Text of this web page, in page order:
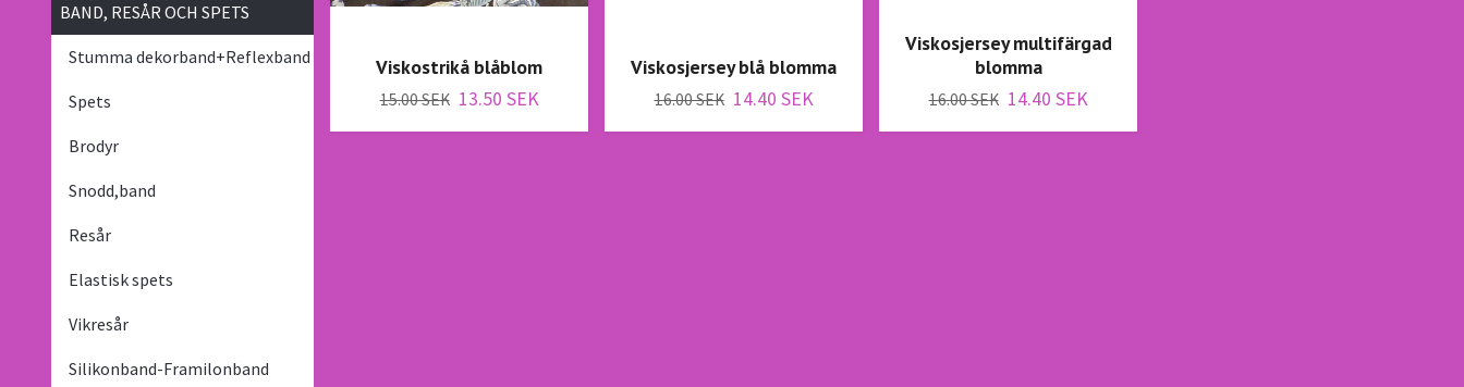
BAND, RESÅR OCH SPETS
Stumma dekorband+Reflexband
Spets
Brodyr
Snodd,band
Resår
Elastisk spets
Vikresår
Silikonband-Framilonband
Viskostrikå blåblom
15.00 SEK 13.50 SEK
Viskosjersey blå blomma
16.00 SEK 14.40 SEK
Viskosjersey multifärgad
blomma
16.00 SEK 14.40 SEK